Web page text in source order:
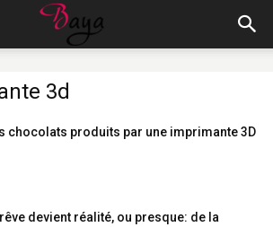
3d
chocolats produits par une imprimante 3D
rêve devient réalité, ou presque: de la